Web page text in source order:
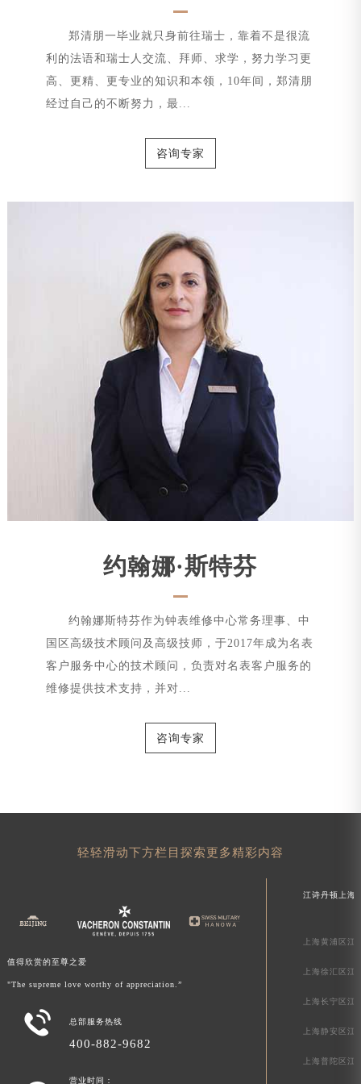
郑清朋一毕业就只身前往瑞士，靠着不是很流
利的法语和瑞士人交流、拜师、求学，努力学习更
高、更精、更专业的知识和本领，10年间，郑清朋
经过自己的不断努力，最...
咨询专家
约翰娜·斯特芬
约翰娜斯特芬作为钟表维修中心常务理事、中
国区高级技术顾问及高级技师，于2017年成为名表
客户服务中心的技术顾问，负责对名表客户服务的
维修提供技术支持，并对...
咨询专家
轻轻滑动下方栏目探索更多精彩内容
值得欣赏的至尊之爱
"The supreme love worthy of appreciation.”
 总部服务热线
400-882-9682
营业时间：
江诗丹顿上海
上海黄浦区江
上海徐汇区江
上海长宁区江
上海静安区江
上海普陀区江